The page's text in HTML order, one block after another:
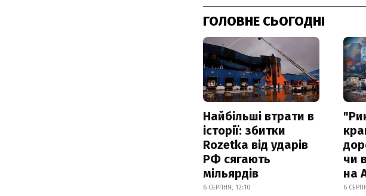
ГОЛОВНЕ СЬОГОДНІ
Найбільші втрати в
історії: збитки
Rozetka від ударів
РФ сягають
мільярдів
6 СЕРПНЯ, 12:10
чи
на
6